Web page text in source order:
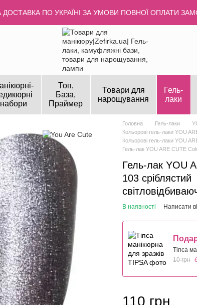
ПО УКРАЇНІ ЗА УМОВИ ПОВНОЇ ОПЛАТИ
набори
Топ,
База,
Праймер
Товари для
нарощування
Гель-
лаки
Головна Гель-лаки
Кольорові гель-лаки YOU
Кольорові гель-лаки YOU
Гель-лак YOU ARE CUTE
Гель-лак YOU
103 сріблястий
В наявності Написати
Тіпса
10 грн
110 грн